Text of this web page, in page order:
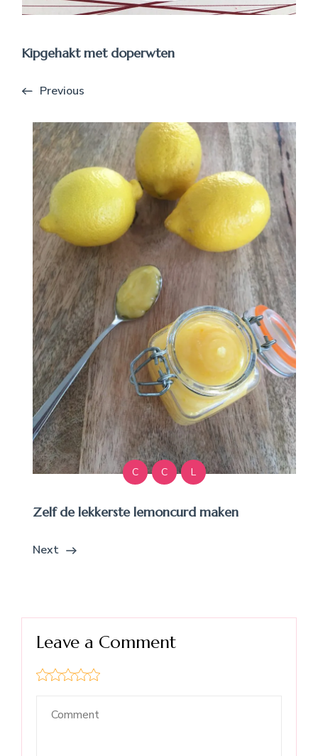
Kipgehakt met doperwten
Previous
C C L
Zelf de lekkerste lemoncurd maken
Next
Leave a Comment